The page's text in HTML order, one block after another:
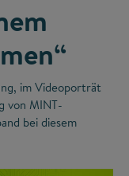
im Videoporträt
von MINT-
bei diesem